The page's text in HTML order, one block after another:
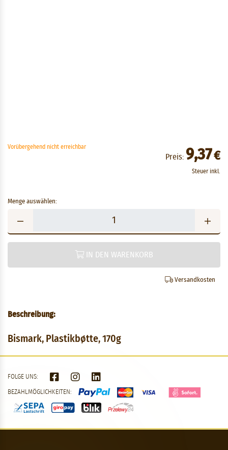
Vorübergehend nicht erreichbar
Preis: 9,37€
Steuer inkl.
Menge auswählen:
IN DEN WARENKORB
Versandkosten
Beschreibung:
Bismark, Plastikbøtte, 170g
FOLGE UNS:
BEZAHLMÖGLICHKEITEN: